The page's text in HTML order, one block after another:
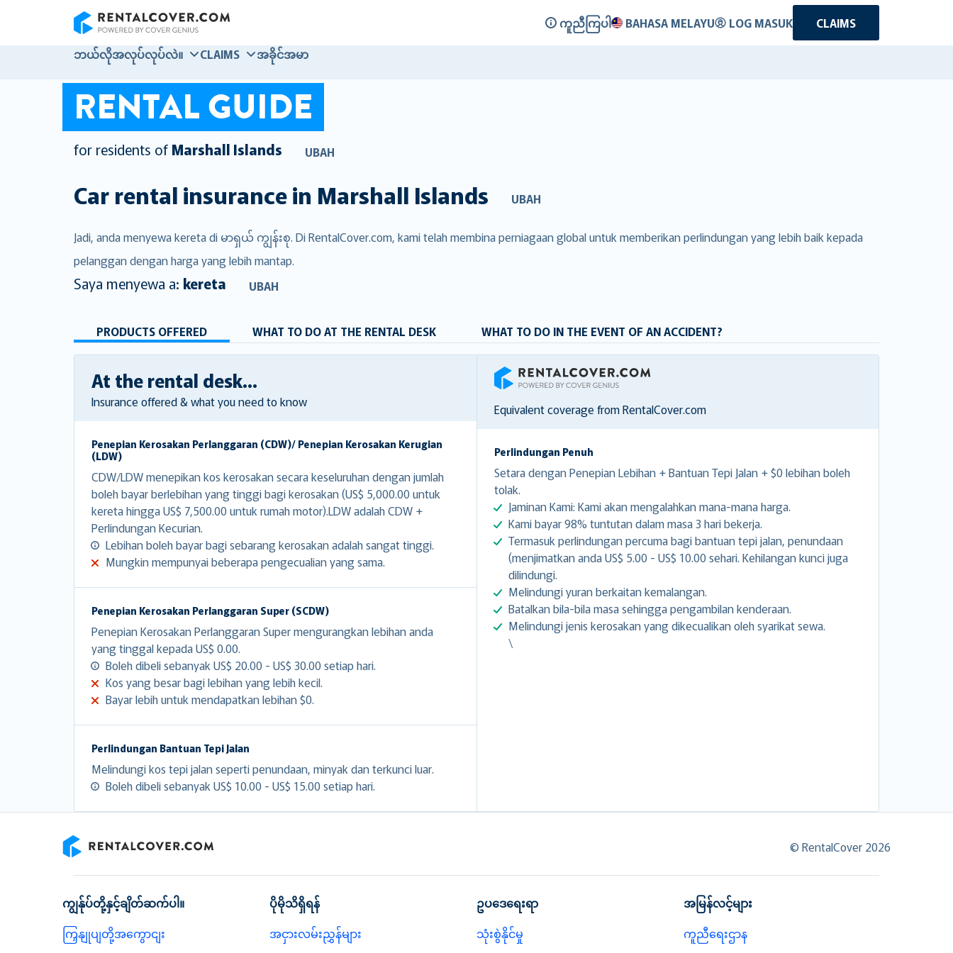
RentalCover
ကူညီကြပါ BAHASA MELAYU LOG MASUK
CLAIMS
ဘယ်လိုအလုပ်လုပ်လဲ။
CLAIMS အခိုင်အမာ
RENTAL GUIDE
for residents of Marshall Islands UBAH
Car rental insurance in Marshall Islands UBAH
Jadi, anda menyewa kereta di မာရှယ် ကျွန်းစု. Di RentalCover.com, kami telah membina perniagaan global untuk memberikan perlindungan yang lebih baik kepada
pelanggan dengan harga yang lebih mantap.
Saya menyewa a: kereta UBAH
PRODUCTS OFFERED WHAT TO DO AT THE RENTAL DESK WHAT TO DO IN THE EVENT OF AN ACCIDENT?
At the rental desk...
Insurance offered & what you need to know
Penepian Kerosakan Perlanggaran (CDW)/ Penepian Kerosakan Kerugian
(LDW)
CDW/LDW menepikan kos kerosakan secara keseluruhan dengan jumlah
boleh bayar berlebihan yang tinggi bagi kerosakan (US$ 5,000.00 untuk
kereta hingga US$ 7,500.00 untuk rumah motor).LDW adalah CDW +
Perlindungan Kecurian.
Lebihan boleh bayar bagi sebarang kerosakan adalah sangat tinggi.
Mungkin mempunyai beberapa pengecualian yang sama.
Penepian Kerosakan Perlanggaran Super (SCDW)
Penepian Kerosakan Perlanggaran Super mengurangkan lebihan anda
yang tinggal kepada US$ 0.00.
Boleh dibeli sebanyak US$ 20.00 - US$ 30.00 setiap hari.
Kos yang besar bagi lebihan yang lebih kecil.
Bayar lebih untuk mendapatkan lebihan $0.
Perlindungan Bantuan Tepi Jalan
Melindungi kos tepi jalan seperti penundaan, minyak dan terkunci luar.
Boleh dibeli sebanyak US$ 10.00 - US$ 15.00 setiap hari.
RentalCover
Equivalent coverage from RentalCover.com
Perlindungan Penuh
Setara dengan Penepian Lebihan + Bantuan Tepi Jalan + $0 lebihan boleh
tolak.
Jaminan Kami: Kami akan mengalahkan mana-mana harga.
Kami bayar 98% tuntutan dalam masa 3 hari bekerja.
Termasuk perlindungan percuma bagi bantuan tepi jalan, penundaan
(menjimatkan anda US$ 5.00 - US$ 10.00 sehari. Kehilangan kunci juga
dilindungi.
Melindungi yuran berkaitan kemalangan.
Batalkan bila-bila masa sehingga pengambilan kenderaan.
Melindungi jenis kerosakan yang dikecualikan oleh syarikat sewa.
\
© RentalCover 2026
ကျွန်ုပ်တို့နှင့်ချိတ်ဆက်ပါ။
ကြှနျုပျတို့အကွောငျး
ပိုမိုသိရှိရန်
အငှားလမ်းညွှန်များ
ဥပဒေရေးရာ
သုံးစွဲနိုင်မှု
အမြန်လင့်များ
ကူညီရေးဌာန